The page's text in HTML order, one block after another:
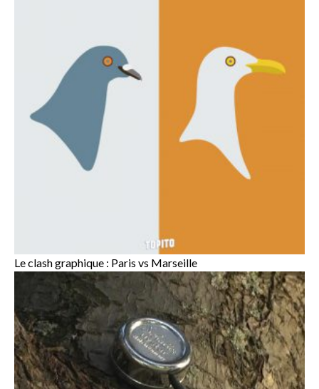
Le clash graphique : Paris vs Marseille